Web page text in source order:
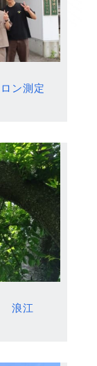
ン測定
浪江